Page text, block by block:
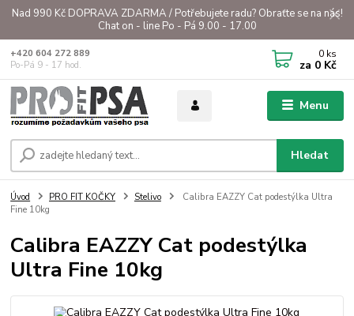
Nad 990 Kč DOPRAVA ZDARMA / Potřebujete radu? Obraťte se na nás!
Chat on - line Po - Pá 9.00 - 17.00
Menu
Hledat
+420 604 272 889
Po-Pá 9 - 17 hod.
0 ks
za 0 Kč
Úvod PRO FIT KOČKY Stelivo
Calibra EAZZY Cat podestýlka Ultra
Fine 10kg
Calibra EAZZY Cat podestýlka
Ultra Fine 10kg